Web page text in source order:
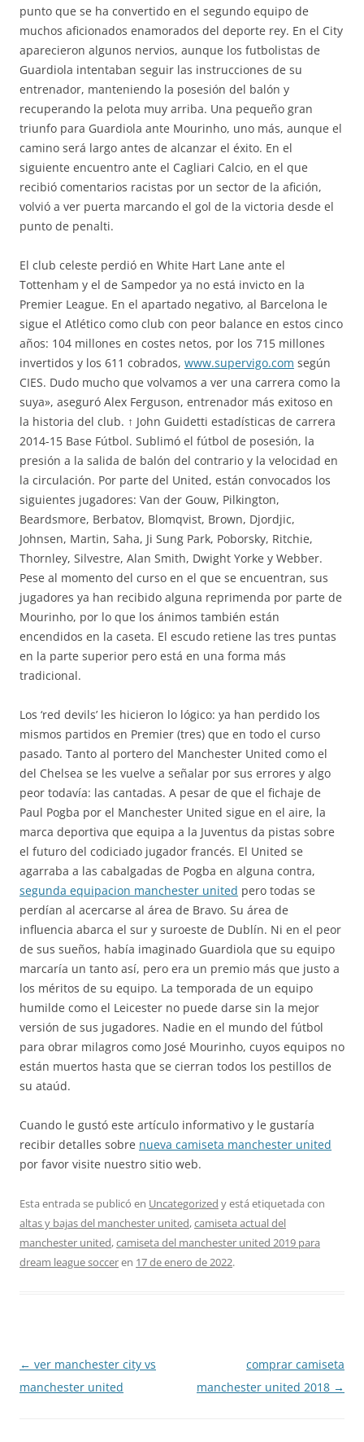
punto que se ha convertido en el segundo equipo de
muchos aficionados enamorados del deporte rey. En el City
aparecieron algunos nervios, aunque los futbolistas de
Guardiola intentaban seguir las instrucciones de su
entrenador, manteniendo la posesión del balón y
recuperando la pelota muy arriba. Una pequeño gran
triunfo para Guardiola ante Mourinho, uno más, aunque el
camino será largo antes de alcanzar el éxito. En el
siguiente encuentro ante el Cagliari Calcio, en el que
recibió comentarios racistas por un sector de la afición,
volvió a ver puerta marcando el gol de la victoria desde el
punto de penalti.
El club celeste perdió en White Hart Lane ante el
Tottenham y el de Sampedor ya no está invicto en la
Premier League. En el apartado negativo, al Barcelona le
sigue el Atlético como club con peor balance en estos cinco
años: 104 millones en costes netos, por los 715 millones
invertidos y los 611 cobrados, www.supervigo.com según
CIES. Dudo mucho que volvamos a ver una carrera como la
suya», aseguró Alex Ferguson, entrenador más exitoso en
la historia del club. ↑ John Guidetti estadísticas de carrera
2014-15 Base Fútbol. Sublimó el fútbol de posesión, la
presión a la salida de balón del contrario y la velocidad en
la circulación. Por parte del United, están convocados los
siguientes jugadores: Van der Gouw, Pilkington,
Beardsmore, Berbatov, Blomqvist, Brown, Djordjic,
Johnsen, Martin, Saha, Ji Sung Park, Poborsky, Ritchie,
Thornley, Silvestre, Alan Smith, Dwight Yorke y Webber.
Pese al momento del curso en el que se encuentran, sus
jugadores ya han recibido alguna reprimenda por parte de
Mourinho, por lo que los ánimos también están
encendidos en la caseta. El escudo retiene las tres puntas
en la parte superior pero está en una forma más
tradicional.
Los ‘red devils’ les hicieron lo lógico: ya han perdido los
mismos partidos en Premier (tres) que en todo el curso
pasado. Tanto al portero del Manchester United como el
del Chelsea se les vuelve a señalar por sus errores y algo
peor todavía: las cantadas. A pesar de que el fichaje de
Paul Pogba por el Manchester United sigue en el aire, la
marca deportiva que equipa a la Juventus da pistas sobre
el futuro del codiciado jugador francés. El United se
agarraba a las cabalgadas de Pogba en alguna contra,
segunda equipacion manchester united pero todas se
perdían al acercarse al área de Bravo. Su área de
influencia abarca el sur y suroeste de Dublín. Ni en el peor
de sus sueños, había imaginado Guardiola que su equipo
marcaría un tanto así, pero era un premio más que justo a
los méritos de su equipo. La temporada de un equipo
humilde como el Leicester no puede darse sin la mejor
versión de sus jugadores. Nadie en el mundo del fútbol
para obrar milagros como José Mourinho, cuyos equipos no
están muertos hasta que se cierran todos los pestillos de
su ataúd.
Cuando le gustó este artículo informativo y le gustaría
recibir detalles sobre nueva camiseta manchester united
por favor visite nuestro sitio web.
Esta entrada se publicó en Uncategorized y está etiquetada con
altas y bajas del manchester united,camiseta actual del
manchester united,camiseta del manchester united 2019 para
dream league socceren 17 de enero de 2022.
Navegación
de
← ver manchester city vs
manchester united
comprar camiseta
manchester united 2018 →